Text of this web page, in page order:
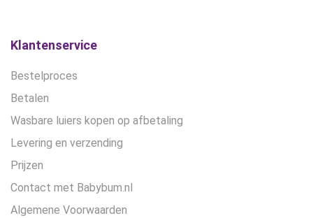
productpagina
Klantenservice
Bestelproces
Betalen
Wasbare luiers kopen op afbetaling
Levering en verzending
Prijzen
Contact met Babybum.nl
Algemene Voorwaarden